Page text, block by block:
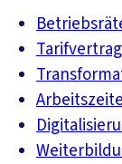
Tarifvertrag